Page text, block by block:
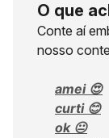
O que
Conte aí
nosso
amei 😍
curti 😊
ok 😐